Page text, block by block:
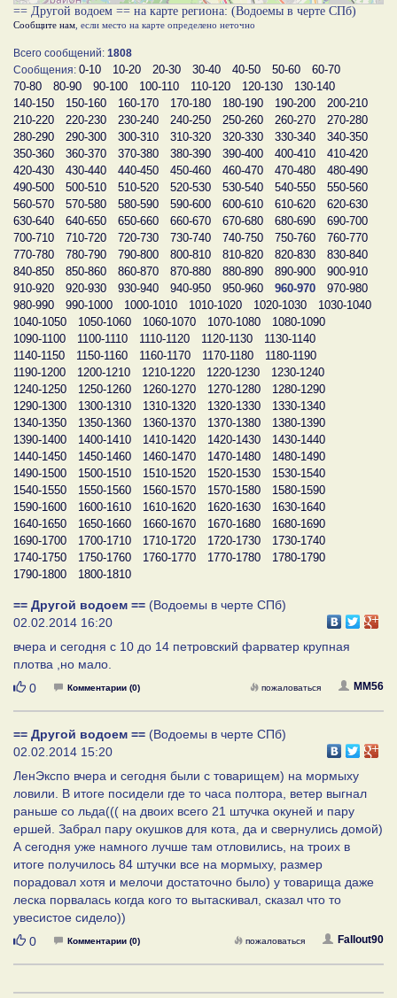
== Другой водоем == на карте региона: (Водоемы в черте СПб)
Сообщите нам , если место на карте определено неточно
Всего сообщений: 1808
Сообщения: 0-10 10-20 20-30 30-40 40-50 50-60
60-70
70-80
80-90 90-100 100-110 110-120 120-130
130-140
140-150
150-160 160-170 170-180 180-190 190-200
200-210
210-220
220-230 230-240 240-250 250-260 260-270
270-280
280-290
290-300 300-310 310-320 320-330 330-340
340-350
350-360
360-370 370-380 380-390 390-400 400-410
410-420
420-430
430-440 440-450 450-460 460-470 470-480
480-490
490-500
500-510 510-520 520-530 530-540 540-550
550-560
560-570
570-580 580-590 590-600 600-610 610-620
620-630
630-640
640-650 650-660 660-670 670-680 680-690
690-700
700-710
710-720 720-730 730-740 740-750 750-760
760-770
770-780
780-790 790-800 800-810 810-820 820-830
830-840
840-850
850-860 860-870 870-880 880-890 890-900
900-910
910-920
920-930 930-940 940-950 950-960 960-970
970-980
980-990
990-1000 1000-1010 1010-1020 1020-1030
1030-1040
1040-1050
1050-1060 1060-1070 1070-1080
1080-1090
1090-1100
1100-1110 1110-1120 1120-1130
1130-1140
1140-1150
1150-1160 1160-1170 1170-1180
1180-1190
1190-1200
1200-1210 1210-1220 1220-1230
1230-1240
1240-1250
1250-1260 1260-1270 1270-1280
1280-1290
1290-1300
1300-1310 1310-1320 1320-1330
1330-1340
1340-1350
1350-1360 1360-1370 1370-1380
1380-1390
1390-1400
1400-1410 1410-1420 1420-1430
1430-1440
1440-1450
1450-1460 1460-1470 1470-1480
1480-1490
1490-1500
1500-1510 1510-1520 1520-1530
1530-1540
1540-1550
1550-1560 1560-1570 1570-1580
1580-1590
1590-1600
1600-1610 1610-1620 1620-1630
1630-1640
1640-1650
1650-1660 1660-1670 1670-1680
1680-1690
1690-1700
1700-1710 1710-1720 1720-1730
1730-1740
1740-1750
1750-1760 1760-1770 1770-1780
1780-1790
1790-1800
1800-1810
== Другой водоем == (Водоемы в черте СПб)
02.02.2014 16:20
вчера и сегодня с 10 до 14 петровский фарватер крупная
плотва ,но мало.
Нравится
0 Комментарии (0) MM56
пожаловаться
== Другой водоем == (Водоемы в черте СПб)
02.02.2014 15:20
ЛенЭкспо вчера и сегодня были с товарищем) на мормыху
ловили. В итоге посидели где то часа полтора, ветер выгнал
раньше со льда((( на двоих всего 21 штучка окуней и пару
ершей. Забрал пару окушков для кота, да и свернулись домой)
А сегодня уже намного лучше там отловились, на троих в
итоге получилось 84 штучки все на мормыху, размер
порадовал хотя и мелочи достаточно было) у товарища даже
леска порвалась когда кого то вытаскивал, сказал что то
увесистое сидело))
Нравится
0 Комментарии (0) Fallout90
пожаловаться